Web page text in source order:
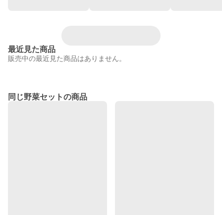
最近見た商品
販売中の最近見た商品はありません。
同じ野菜セットの商品